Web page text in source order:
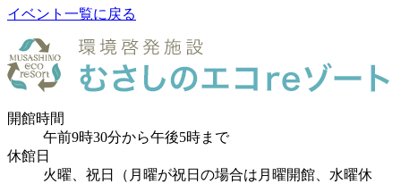
イベント一覧に戻る
開館時間
午前9時30分から午後5時まで
休館日
火曜、祝日（月曜が祝日の場合は月曜開館、水曜休